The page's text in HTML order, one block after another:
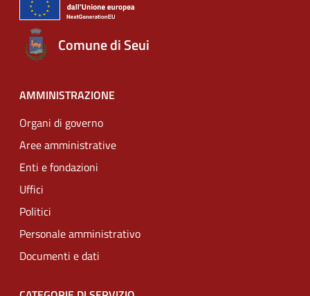
Comune di Seui
AMMINISTRAZIONE
Organi di governo
Aree amministrative
Enti e fondazioni
Uffici
Politici
Personale amministrativo
Documenti e dati